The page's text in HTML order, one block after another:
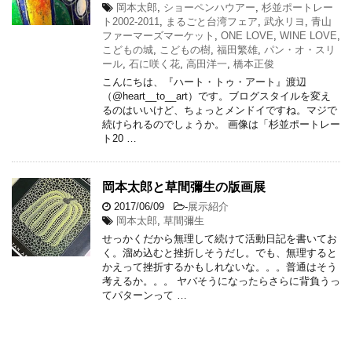
岡本太郎
ショーペンハウアー 杉並ポートレー
ト2002-2011
まるごと台湾フェア 武永リヨ
青山
ファーマーズマーケット
ONE LOVE WINE LOVE
こどもの城
こどもの樹 福田繁雄 パン・オ・スリ
ール 石に咲く花 高田洋一 橋本正俊
こんにちは、『ハート・トゥ・アート』渡辺
（@heart__to__art）です。ブログスタイルを変え
るのはいいけど、ちょっとメンドイですね。マジで
続けられるのでしょうか。 画像は「杉並ポートレー
ト20 …
岡本太郎と草間彌生の版画展
2017/06/09 -展示紹介
岡本太郎 草間彌生
せっかくだから無理して続けて活動日記を書いてお
く。溜め込むと挫折しそうだし。でも、無理すると
かえって挫折するかもしれないな。。。普通はそう
考えるか。。。 ヤバそうになったらさらに背負うっ
てパターンって …